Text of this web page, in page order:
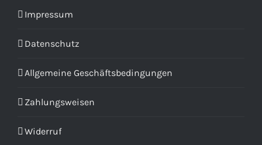
Impressum
Datenschutz
Allgemeine Geschäftsbedingungen
Zahlungsweisen
Widerruf